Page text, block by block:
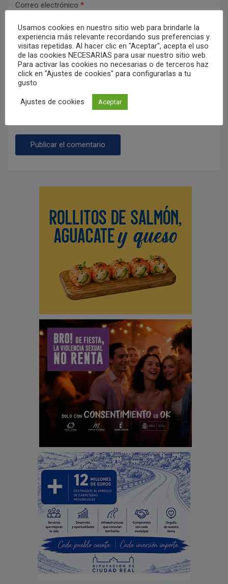
Correo electrónico *
Web
Guarda mi nombre, correo electrónico y web en este
Usamos cookies en nuestro sitio web para brindarle la
experiencia más relevante recordando sus preferencias y
visitas repetidas. Al hacer clic en "Aceptar", acepta el uso
de las cookies NECESARIAS para usar nuestro sitio web.
Para activar las cookies no necesarias o de terceros haz
click en "Ajustes de cookies" para configurarlas a tu
gusto
Ajustes de cookies Aceptar